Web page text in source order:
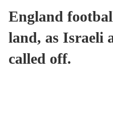
England
land, as Israeli
called off.